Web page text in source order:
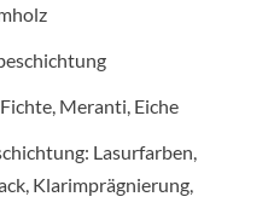
Meranti, Eiche
Lasurfarben,
Klarimprägnierung,